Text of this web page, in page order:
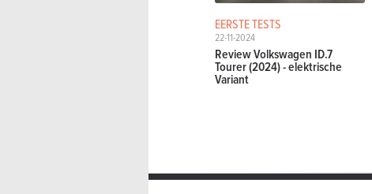
EERSTE TESTS
22-11-2024
Review Volkswagen ID.7
Tourer (2024) - elektrische
Variant